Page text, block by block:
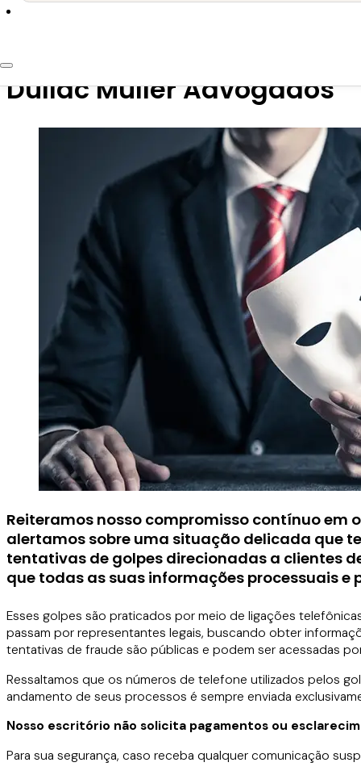
22 de janeiro de 2025
Atenção às tentativas de
Dullac Müller Advogados
Reiteramos nosso compromisso contínuo em
alertamos sobre uma situação delicada que
tentativas de golpes direcionadas a clientes
que todas as suas informações processuais
Esses golpes são praticados por meio de ligações
passam por representantes legais, buscando obter
tentativas de fraude são públicas e podem ser acessadas
Ressaltamos que os números de telefone utilizados pelos
andamento de seus processos é sempre enviada
Nosso escritório não solicita pagamentos ou
Para sua segurança, caso receba qualquer comunicação